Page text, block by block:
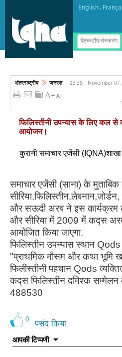
English.
डेस्कटॉप संस्करण
अंतरराष्ट्रीय जनरल 13:38 - November
फिलिस्तीनी उपन्यास के लिए कल से
आयोजन।
कुरानी समाचार एजेंसी
समाचार एजेंसी (साना) के
और सऊदी अरब ने इस कार्यक्रम
और सीरिया में 2009 में कद्स
आयोजित किया जाएगा.
फिलिस्तीन उपन्यास स्थान
"प्राथमिक मौसम और कथा भूमि
फिलीस्तीनी पहचान Qods
कद्स फिलिस्तीन दमिश्क सम्मेलन
488530
0 पसंद किया
आपकी टिप्पणी